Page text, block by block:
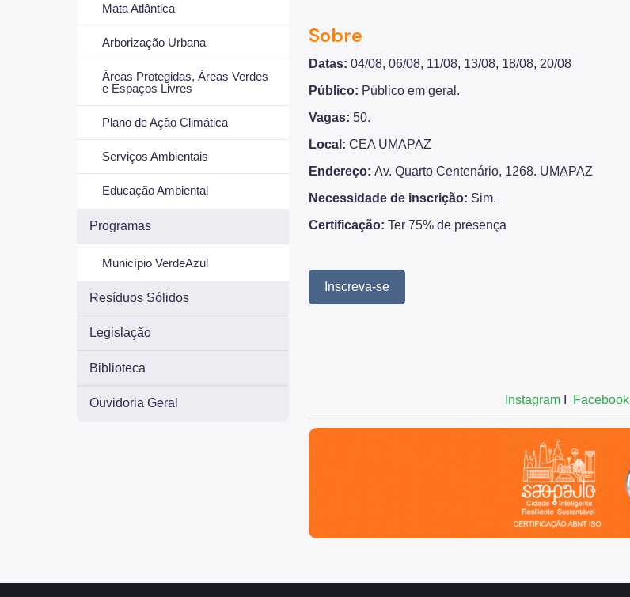
Mata Atlântica
Arborização Urbana
Áreas Protegidas, Áreas Verdes
e Espaços Livres
Plano de Ação Climática
Serviços Ambientais
Educação Ambiental
Programas
Município VerdeAzul
Resíduos Sólidos
Legislação
Biblioteca
Ouvidoria Geral
Sobre
Datas: 04/08, 06/08, 11/08, 13/08, 18/08, 20/08
Público: Público em geral.
Vagas: 50.
Local: CEA UMAPAZ
Endereço: Av. Quarto Centenário, 1268. UMAPAZ
Necessidade de inscrição: Sim.
Certificação: Ter 75% de presença
Inscreva-se
Instagram Facebook
São Paulo, cidade inteligente, resiliente e sustentável